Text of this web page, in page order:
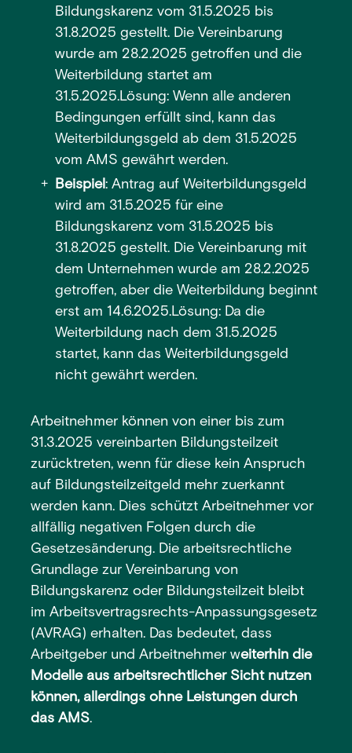
Bildungskarenz vom 31.5.2025 bis
31.8.2025 gestellt. Die Vereinbarung
wurde am 28.2.2025 getroffen und die
Weiterbildung startet am
31.5.2025.Lösung: Wenn alle anderen
Bedingungen erfüllt sind, kann das
Weiterbildungsgeld ab dem 31.5.2025
vom AMS gewährt werden.
Beispiel: Antrag auf Weiterbildungsgeld
wird am 31.5.2025 für eine
Bildungskarenz vom 31.5.2025 bis
31.8.2025 gestellt. Die Vereinbarung mit
dem Unternehmen wurde am 28.2.2025
getroffen, aber die Weiterbildung beginnt
erst am 14.6.2025.Lösung: Da die
Weiterbildung nach dem 31.5.2025
startet, kann das Weiterbildungsgeld
nicht gewährt werden.
Arbeitnehmer können von einer bis zum
31.3.2025 vereinbarten Bildungsteilzeit
zurücktreten, wenn für diese kein Anspruch
auf Bildungsteilzeitgeld mehr zuerkannt
werden kann. Dies schützt Arbeitnehmer vor
allfällig negativen Folgen durch die
Gesetzesänderung. Die arbeitsrechtliche
Grundlage zur Vereinbarung von
Bildungskarenz oder Bildungsteilzeit bleibt
im Arbeitsvertragsrechts-Anpassungsgesetz
(AVRAG) erhalten. Das bedeutet, dass
Arbeitgeber und Arbeitnehmer weiterhin die
Modelle aus arbeitsrechtlicher Sicht nutzen
können, allerdings ohne Leistungen durch
das AMS.